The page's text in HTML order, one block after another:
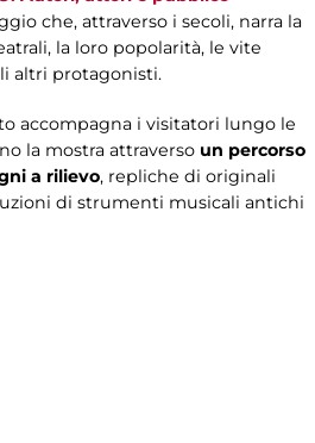
che, attraverso i secoli, narra la
la loro popolarità, le vite
altri protagonisti.
accompagna i visitatori lungo le
la mostra attraverso un percorso
a rilievo, repliche di originali
di strumenti musicali antichi